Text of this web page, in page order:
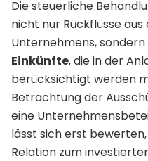
Die steuerliche
nicht nur Rückflüsse
Unternehmens,
Einkünfte, die in der
berücksichtigt werden
Betrachtung der
eine
lässt sich erst
Relation zum